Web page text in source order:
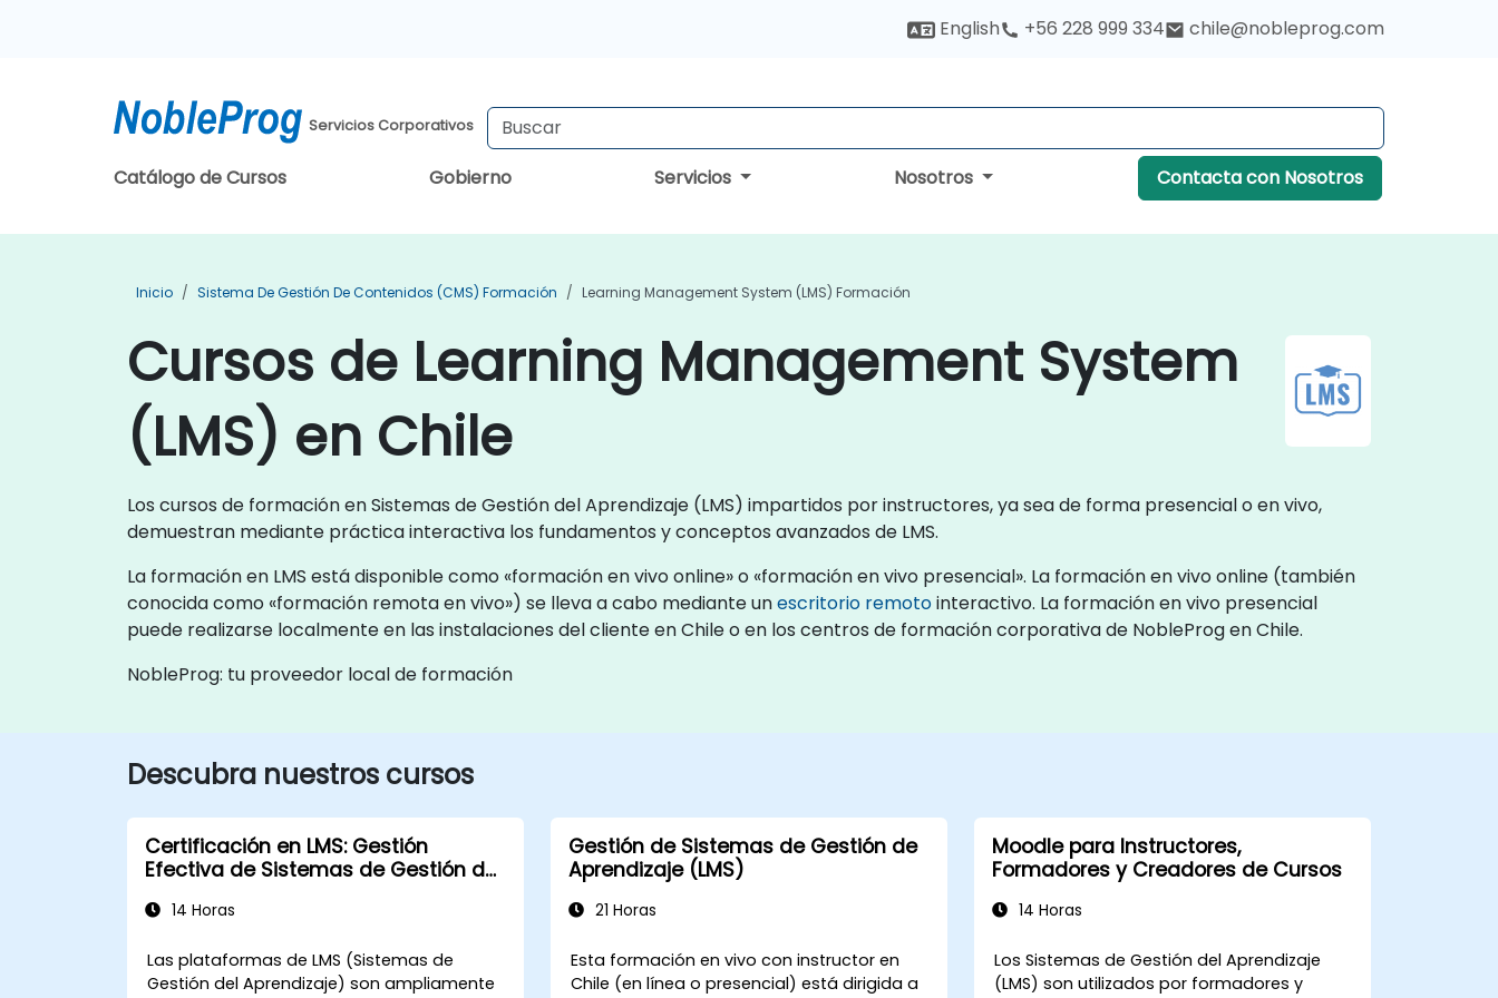
English +56 228 999 334 chile@nobleprog.com
Servicios Corporativos
Catálogo de Cursos Gobierno Servicios Nosotros Contacta con Nosotros
Inicio Sistema De Gestión De Contenidos (CMS) Formación Learning Management System (LMS) Formación
Cursos de Learning Management System
(LMS) en Chile
Los cursos de formación en Sistemas de Gestión del Aprendizaje (LMS) impartidos por instructores, ya sea de forma presencial o en vivo,
demuestran mediante práctica interactiva los fundamentos y conceptos avanzados de LMS.
La formación en LMS está disponible como «formación en vivo online» o «formación en vivo presencial». La formación en vivo online (también
conocida como «formación remota en vivo») se lleva a cabo mediante unescritorio remotointeractivo. La formación en vivo presencial
puede realizarse localmente en las instalaciones del cliente en Chile o en los centros de formación corporativa de NobleProg en Chile.
NobleProg: tu proveedor local de formación
Descubra nuestros cursos
Certificación en LMS: Gestión
Efectiva de Sistemas de Gestión del
14 Horas
Las plataformas de LMS (Sistemas de
Gestión del Aprendizaje) son ampliamente
Gestión de Sistemas de Gestión de
Aprendizaje (LMS)
21 Horas
Esta formación en vivo con instructor en
Chile (en línea o presencial) está dirigida a
Moodle para Instructores,
Formadores y Creadores de Cursos
14 Horas
Los Sistemas de Gestión del Aprendizaje
(LMS) son utilizados por formadores y